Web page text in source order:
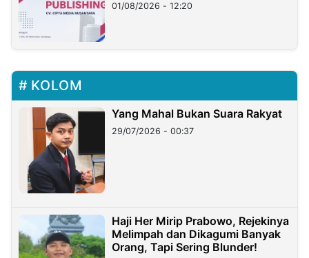
01/08/2026 - 12:20
KOLOM
Yang Mahal Bukan Suara Rakyat
29/07/2026 - 00:37
Haji Her Mirip Prabowo, Rejekinya
Melimpah dan Dikagumi Banyak
Orang, Tapi Sering Blunder!